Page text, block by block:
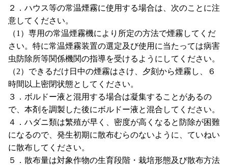
２．ハウス等の常温煙霧に使用する場合は、次のことに注
意してください。
（1）専用の常温煙霧機により所定の方法で煙霧してくだ
さい。特に常温煙霧装置の選定及び使用に当たっては病害
虫防除所等関係機関の指導を受けるようにしてください。
（2）できるだけ日中の煙霧はさけ、夕刻から煙霧し、６
時間以上密閉状態としてください。
３．ボルドー液と混用する場合は凝集することがあるの
で、本剤を調製した後にボルドー液と混合してください。
４．ハダニ類は繁殖が早く、密度が高くなると防除が困難
になるので、発生初期に散布むらのないように、ていねい
に散布してください。
５．散布量は対象作物の生育段階・栽培形態及び散布方法